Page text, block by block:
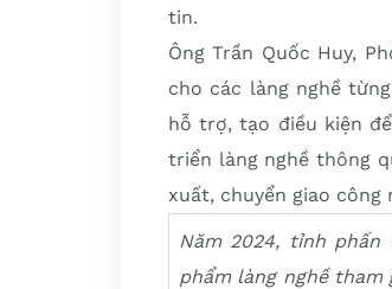
tin.
Ông Trần Quốc Huy,
cho các làng nghề
hỗ trợ, tạo điều kiện
triển làng nghề thông
xuất, chuyển giao công
Năm 2024, tỉnh
phẩm làng nghề tham